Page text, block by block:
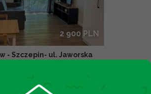
2 900 PLN
- Szczepin- ul. Jaworska
Wrocław